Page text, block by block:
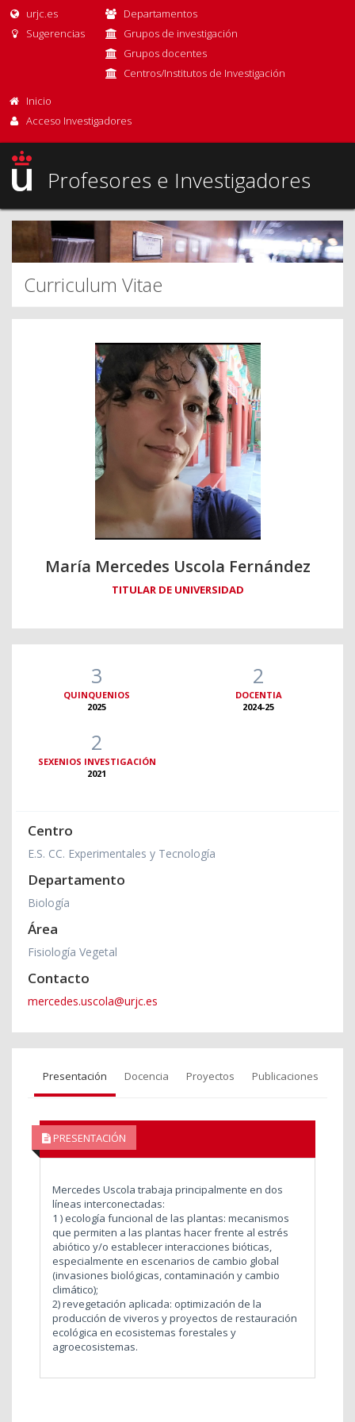
urjc.es
Sugerencias
Departamentos
Grupos de investigación
Grupos docentes
Centros/Institutos de Investigación
Inicio
Acceso Investigadores
Profesores e Investigadores
Curriculum Vitae
María Mercedes Uscola Fernández
TITULAR DE UNIVERSIDAD
3
QUINQUENIOS
2025
2
DOCENTIA
2024-25
2
SEXENIOS INVESTIGACIÓN
2021
Centro
E.S. CC. Experimentales y Tecnología
Departamento
Biología
Área
Fisiología Vegetal
Contacto
mercedes.uscola@urjc.es
Presentación Docencia Proyectos Publicaciones
PRESENTACIÓN
Mercedes Uscola trabaja principalmente en dos
líneas interconectadas:
1 ) ecología funcional de las plantas: mecanismos
que permiten a las plantas hacer frente al estrés
abiótico y/o establecer interacciones bióticas,
especialmente en escenarios de cambio global
(invasiones biológicas, contaminación y cambio
climático);
2) revegetación aplicada: optimización de la
producción de viveros y proyectos de restauración
ecológica en ecosistemas forestales y
agroecosistemas.